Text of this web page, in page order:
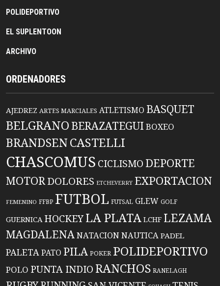
POLIDEPORTIVO
EL SUPLENTOON
ARCHIVO
ORDENADORES
AJEDREZ ARTES MARCIALES ATLETISMO BASQUET
BELGRANO BERAZATEGUIBOXEO
BRANDSENCASTELLI
CHASCOMUS CICLISMO DEPORTE
MOTORDOLORES ETCHEVERRY EXPORTACION
FEMENINO FFBP FUTBOL FUTSAL GLEW GOLF
GUERNICA HOCKEYLA PLATA LCHF LEZAMA
MAGDALENANATACIONNAUTICA PADEL
PALETAPATO PILA POKER POLIDEPORTIVO
POLO PUNTA INDIO RANCHOS RANELAGH